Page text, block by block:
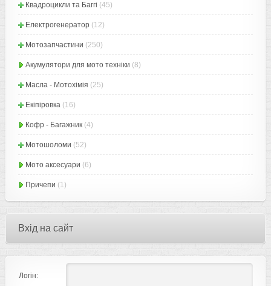
Квадроцикли та Баггі (45)
Електрогенератор (12)
Мотозапчастини (250)
Акумулятори для мото техніки (8)
Масла - Мотохімія (25)
Екіпіровка (16)
Кофр - Багажник (4)
Мотошоломи (52)
Мото аксесуари (6)
Причепи (1)
Вхід на сайт
Логін: